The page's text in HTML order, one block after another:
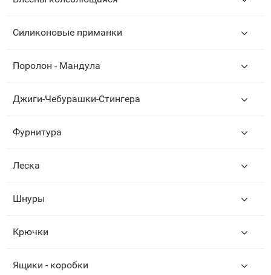
Силиконовые приманки
Поролон - Мандула
Джиги-Чебурашки-Стингера
Фурнитура
Леска
Шнуры
Крючки
Ящики - коробки